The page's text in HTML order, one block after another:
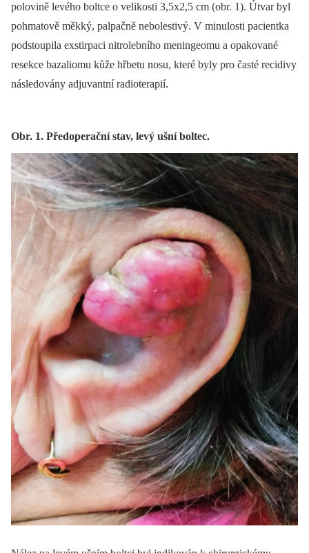
polovině levého boltce o velikosti 3,5x2,5 cm (obr. 1). Útvar byl
pohmatově měkký, palpačně nebolestivý. V minulosti pacientka
podstoupila exstirpaci nitrolebního meningeomu a opakované
resekce bazaliomu kůže hřbetu nosu, které byly pro časté recidivy
následovány adjuvantní radioterapií.
Obr. 1. Předoperační stav, levý ušní boltec.